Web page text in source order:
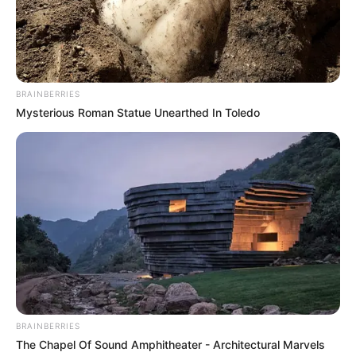
BRAINBERRIES
Mysterious Roman Statue Unearthed In Toledo
BRAINBERRIES
The Chapel Of Sound Amphitheater - Architectural Marvels